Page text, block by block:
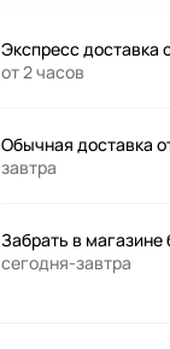
Экспресс доставка
от 2 часов
Обычная доставка
завтра
Забрать в магазине
сегодня-завтра